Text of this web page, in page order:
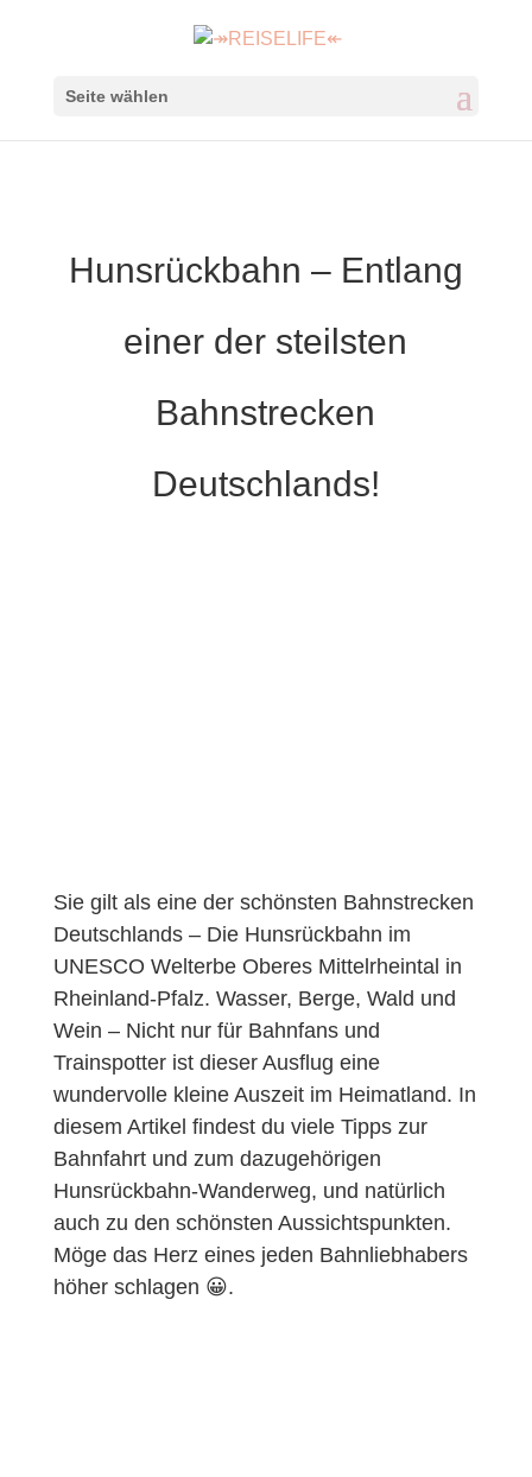
Seite wählen
Hunsrückbahn – Entlang
einer der steilsten
Bahnstrecken
Deutschlands!
Sie gilt als eine der schönsten Bahnstrecken
Deutschlands – Die Hunsrückbahn im
UNESCO Welterbe Oberes Mittelrheintal in
Rheinland-Pfalz. Wasser, Berge, Wald und
Wein – Nicht nur für Bahnfans und
Trainspotter ist dieser Ausflug eine
wundervolle kleine Auszeit im Heimatland. In
diesem Artikel findest du viele Tipps zur
Bahnfahrt und zum dazugehörigen
Hunsrückbahn-Wanderweg, und natürlich
auch zu den schönsten Aussichtspunkten.
Möge das Herz eines jeden Bahnliebhabers
höher schlagen 😀.